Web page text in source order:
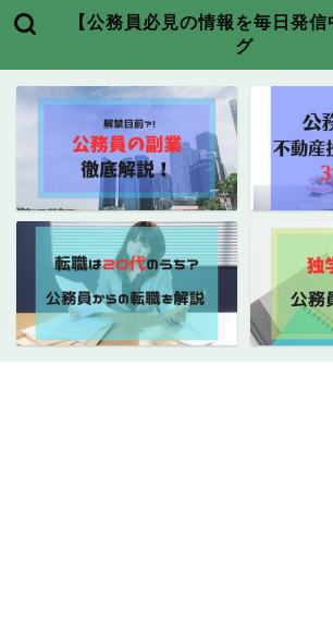
【公務員必見の情報を毎日発
グ